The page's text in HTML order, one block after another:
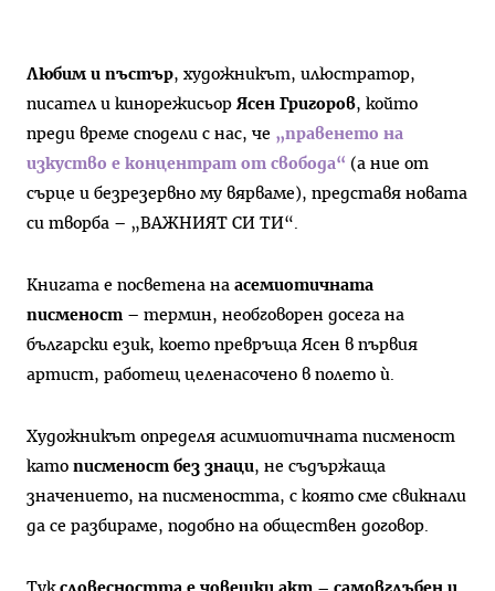
Любим и пъстър, художникът, илюстратор,
писател и кинорежисьор Ясен Григоров, който
преди време сподели с нас, че „правенето на
изкуство е концентрат от свобода“ (а ние от
сърце и безрезервно му вярваме), представя новата
си творба – „ВАЖНИЯТ СИ ТИ“.
Книгата е посветена на асемиотичната
писменост – термин, необговорен досега на
български език, което превръща Ясен в първия
артист, работещ целенасочено в полето ѝ.
Художникът определя асимиотичната писменост
като писменост без знаци, не съдържаща
значението, на писмеността, с която сме свикнали
да се разбираме, подобно на обществен договор.